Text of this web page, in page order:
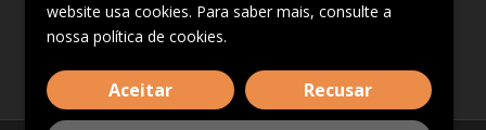
website usa cookies. Para saber mais, consulte a
nossa política de cookies.
Aceitar Recusar